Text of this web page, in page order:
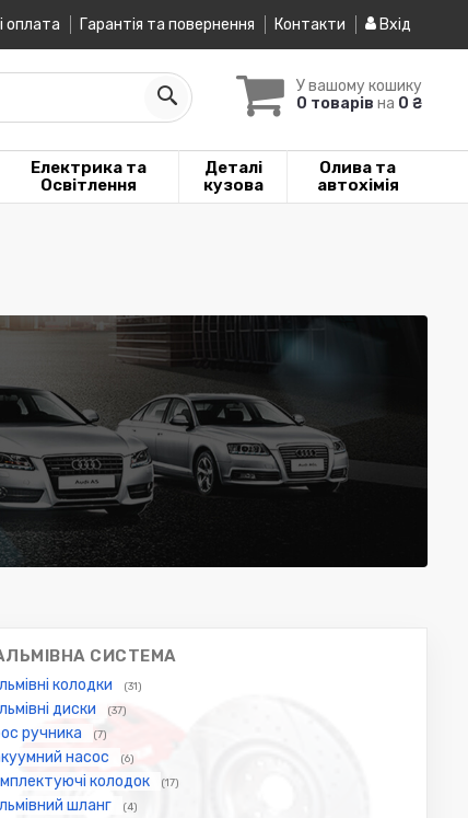
оплата Гарантія та повернення Контакти Вхід
У вашому кошику
0 товарів на 0 ₴
Електрика та
Освітлення
Деталі
кузова
Олива та
автохімія
СИСТЕМА
колодки (31)
диски (37)
ручника (7)
насос (6)
колодок (17)
шланг (4)